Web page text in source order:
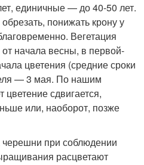
единичные — до 40-50 лет.
понижать крону у
Вегетация
начала весны, в первой-
цветения (средние сроки
— 3 мая. По нашим
сдвигается,
или, наоборот, позже
при соблюдении
расцветают